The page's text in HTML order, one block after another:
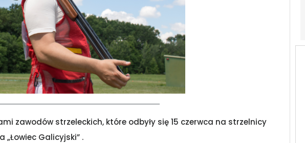
zawodów strzeleckich, które odbyły się 15 czerwca na strzelnicy
Galicyjski” .